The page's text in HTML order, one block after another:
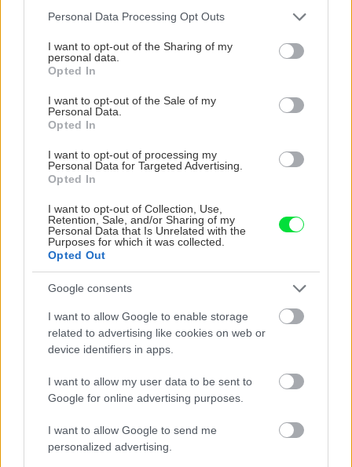
Please note that this website/app uses one or more Google
not limited to your visit or usage behaviour. You may click to
grant or deny consent to Google and its third-party tags to
use your data for below specified purposes in below Google
consent section.
Personal Data Processing Opt Outs
I want to opt-out of the Sharing of my
personal data.
Opted In
I want to opt-out of the Sale of my
Personal Data.
Opted In
I want to opt-out of processing my
Personal Data for Targeted Advertising.
Opted In
I want to opt-out of Collection, Use,
Retention, Sale, and/or Sharing of my
Personal Data that Is Unrelated with the
Purposes for which it was collected.
Opted Out
Google consents
I want to allow Google to enable storage
related to advertising like cookies on web or
device identifiers in apps.
I want to allow my user data to be sent to
Google for online advertising purposes.
I want to allow Google to send me
personalized advertising.
Môže aspirín zachrániť
rastliny? Pravda vás
možno prekvapí
podporiť k druhej vlne
kvitnutia?
CHALUPA